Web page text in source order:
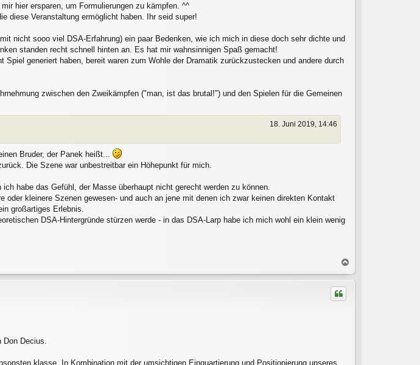
hier ersparen, um Formulierungen zu kämpfen. ^^
diese Veranstaltung ermöglicht haben. Ihr seid super!
nicht sooo viel DSA-Erfahrung) ein paar Bedenken, wie ich mich in diese doch sehr dichte und
standen recht schnell hinten an. Es hat mir wahnsinnigen Spaß gemacht!
generiert haben, bereit waren zum Wohle der Dramatik zurückzustecken und andere durch
zwischen den Zweikämpfen ("man, ist das brutal!") und den Spielen für die Gemeinen
18. Juni 2019, 14:46
Bruder, der Panek heißt...
Die Szene war unbestreitbar ein Höhepunkt für mich.
habe das Gefühl, der Masse überhaupt nicht gerecht werden zu können.
oder kleinere Szenen gewesen- und auch an jene mit denen ich zwar keinen direkten Kontakt
großartiges Erlebnis.
DSA-Hintergründe stürzen werde - in das DSA-Larp habe ich mich wohl ein klein wenig
a
c
Decius.
klasse. In Kombination mit der umsichtigen Einquartierung und Positionierung unseres